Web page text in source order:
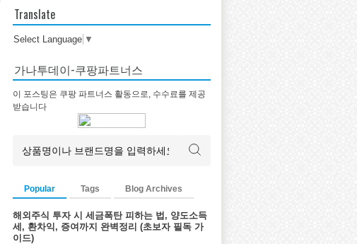
Translate
Select Language ▼
가나투데이-쿠팡파트너스
이 포스팅은 쿠팡 파트너스 활동으로, 수수료를 제공
받습니다
Popular Tags Blog Archives
해외주식 투자 시 세금폭탄 피하는 법, 양도소득
세, 환차익, 증여까지 완벽정리 (초보자 필독 가
이드)